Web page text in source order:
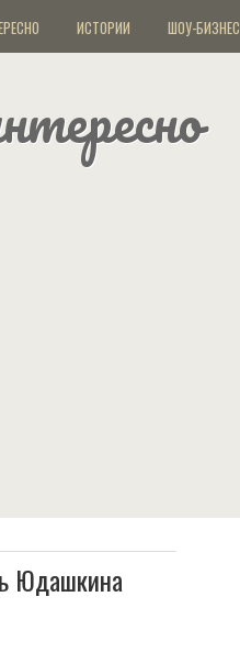
ИСТОРИИ ШОУ-БИЗНЕС
Юдашкина